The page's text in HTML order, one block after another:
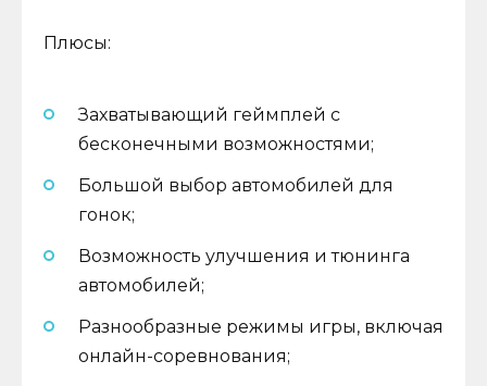
Плюсы:
Захватывающий геймплей с
бесконечными возможностями;
Большой выбор автомобилей для
гонок;
Возможность улучшения и тюнинга
автомобилей;
Разнообразные режимы игры, включая
онлайн-соревнования;